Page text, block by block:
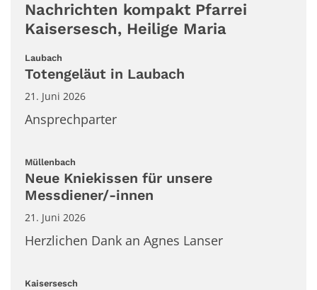
Nachrichten kompakt Pfarrei
Kaisersesch, Heilige Maria
Laubach
Totengeläut in Laubach
21. Juni 2026
Ansprechparter
Müllenbach
Neue Kniekissen für unsere
Messdiener/-innen
21. Juni 2026
Herzlichen Dank an Agnes Lanser
Kaisersesch